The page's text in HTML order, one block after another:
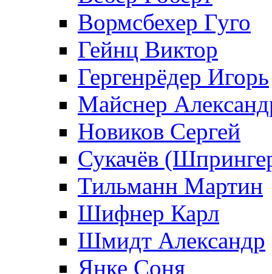
Вормсбехер Гуго
Гейнц Виктор
Гергенрёдер Игорь
Майснер
Новиков Сергей
Сукачёв
Тильманн Мартин
Шифнер Карл
Шмидт Александр
Янке Соня